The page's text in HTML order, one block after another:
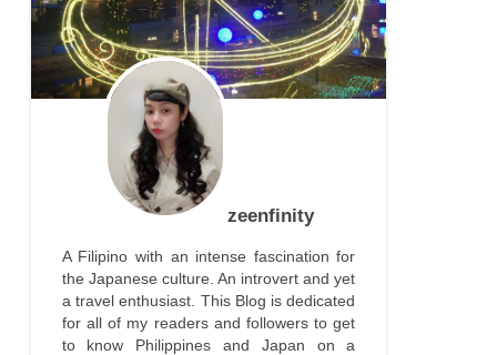
zeenfinity
A Filipino with an intense fascination for
the Japanese culture. An introvert and yet
a travel enthusiast. This Blog is dedicated
for all of my readers and followers to get
to know Philippines and Japan on a